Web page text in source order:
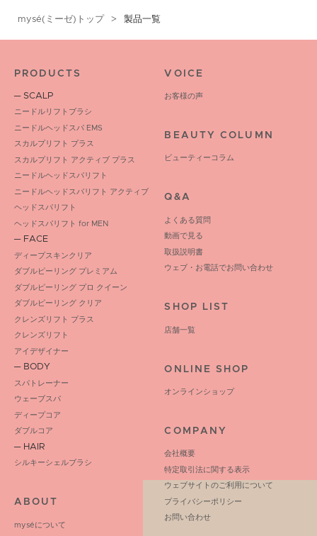
mysé(ミーゼ)トップ 製品一覧
PRODUCTS
─ SCALP
ニードルリフトブラシ
ニードルヘッドスパ EMS
スカルプリフト プラス
スカルプリフト アクティブ プラス
ニードルヘッドスパリフト
ニードルヘッドスパリフト アクティブ
ヘッドスパリフト
ヘッドスパリフト for MEN
─ FACE
ディープスキンクリア
ダブルピーリング プレミアム
ダブルピーリング プロ クイーン
ダブルピーリング クリア
クレンズリフト プラス
クレンズリフト
アイデザイナー
─ BODY
スパトレーナー
ウェーブスパ
ディープコア
ダブルコア
─ HAIR
シルキーシェルブラシ
ABOUT
myséについて
VOICE
お客様の声
BEAUTY COLUMN
ビューティーコラム
Q&A
よくある質問
動画で見る
取扱説明書
ウェブ・お電話でお問い合わせ
SHOP LIST
店舗一覧
ONLINE SHOP
オンラインショップ
COMPANY
会社概要
特定取引法に関する表示
ウェブサイトのご利用について
プライバシーポリシー
お問い合わせ